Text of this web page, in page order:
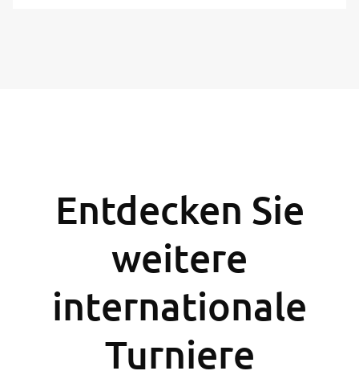
Entdecken Sie
weitere
internationale
Turniere